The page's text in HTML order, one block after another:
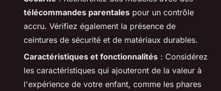
télécommandes parentales pour un contrôle
accru. Vérifiez également la présence de
ceintures de sécurité et de matériaux durables.
Caractéristiques et fonctionnalités : Considérez
les caractéristiques qui ajouteront de la valeur à
l'expérience de votre enfant, comme les phares